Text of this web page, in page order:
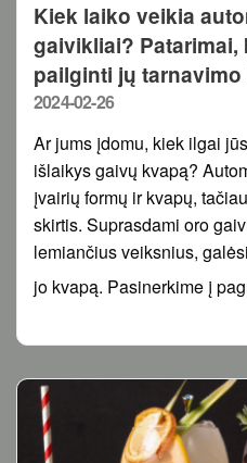
Kiek laiko veikia
gaivikliai? Patarimai,
pailginti jų tarnavimo
Posted
2024-02-26
Ar jums įdomu, kiek ilgai
išlaikys gaivų kvapą?
įvairių formų ir kvapų,
skirtis. Suprasdami oro
lemiančius veiksnius,
jo kvapą. Pasinerkime į